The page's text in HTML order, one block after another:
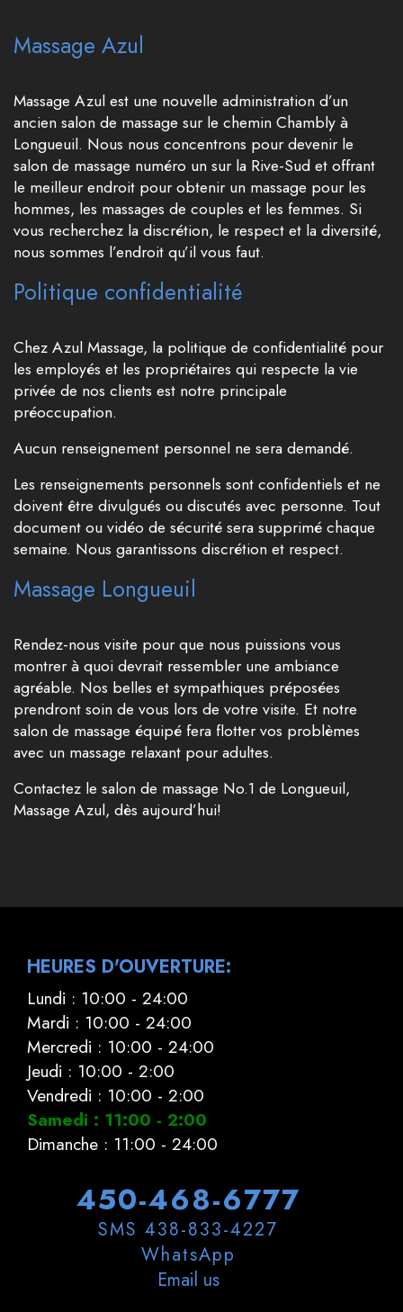
Massage Azul
Massage Azul est une nouvelle administration d’un
ancien salon de massage sur le chemin Chambly à
Longueuil. Nous nous concentrons pour devenir le
salon de massage numéro un sur la Rive-Sud et offrant
le meilleur endroit pour obtenir un massage pour les
hommes, les massages de couples et les femmes. Si
vous recherchez la discrétion, le respect et la diversité,
nous sommes l’endroit qu’il vous faut.
Politique confidentialité
Chez Azul Massage, la politique de confidentialité pour
les employés et les propriétaires qui respecte la vie
privée de nos clients est notre principale
préoccupation.
Aucun renseignement personnel ne sera demandé.
Les renseignements personnels sont confidentiels et ne
doivent être divulgués ou discutés avec personne. Tout
document ou vidéo de sécurité sera supprimé chaque
semaine. Nous garantissons discrétion et respect.
Massage Longueuil
Rendez-nous visite pour que nous puissions vous
montrer à quoi devrait ressembler une ambiance
agréable. Nos belles et sympathiques préposées
prendront soin de vous lors de votre visite. Et notre
salon de massage équipé fera flotter vos problèmes
avec un massage relaxant pour adultes.
Contactez le salon de massage No.1 de Longueuil,
Massage Azul, dès aujourd’hui!
HEURES D'OUVERTURE:
Lundi : 10:00 - 24:00
Mardi : 10:00 - 24:00
Mercredi : 10:00 - 24:00
Jeudi : 10:00 - 2:00
Vendredi : 10:00 - 2:00
Samedi : 11:00 - 2:00
Dimanche : 11:00 - 24:00
450-468-6777
SMS 438-833-4227
WhatsApp
Email us